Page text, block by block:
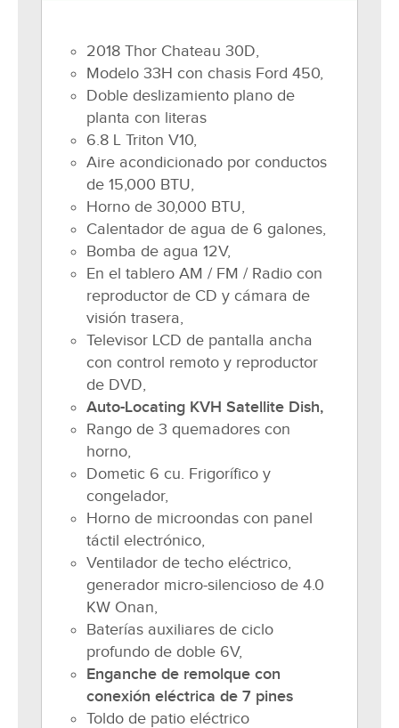
2018 Thor Chateau 30D,
Modelo 33H con chasis Ford 450,
Doble deslizamiento plano de
planta con literas
6.8 L Triton V10,
Aire acondicionado por conductos
de 15,000 BTU,
Horno de 30,000 BTU,
Calentador de agua de 6 galones,
Bomba de agua 12V,
En el tablero AM / FM / Radio con
reproductor de CD y cámara de
visión trasera,
Televisor LCD de pantalla ancha
con control remoto y reproductor
de DVD,
Auto-Locating KVH Satellite Dish,
Rango de 3 quemadores con
horno,
Dometic 6 cu. Frigorífico y
congelador,
Horno de microondas con panel
táctil electrónico,
Ventilador de techo eléctrico,
generador micro-silencioso de 4.0
KW Onan,
Baterías auxiliares de ciclo
profundo de doble 6V,
Enganche de remolque con
conexión eléctrica de 7 pines
Toldo de patio eléctrico